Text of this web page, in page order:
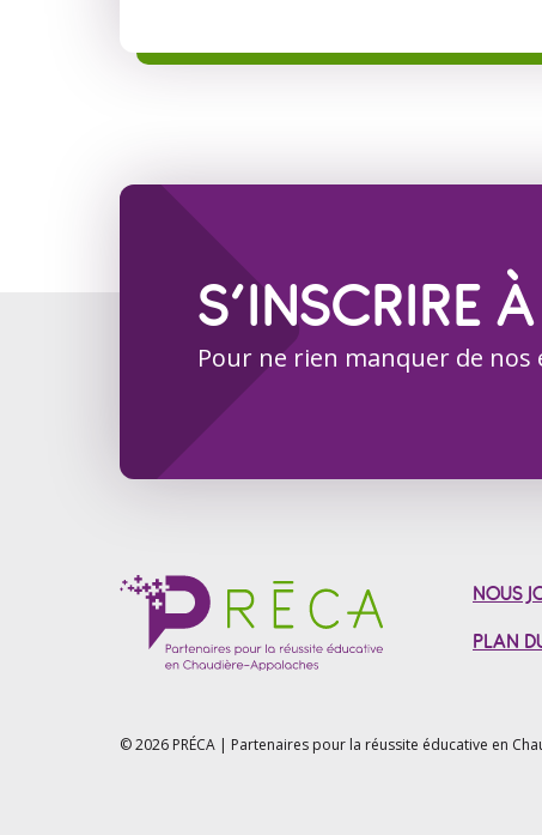
S’INSCRIRE
Pour ne rien manquer de nos
NOUS
PLAN
© 2026 PRÉCA | Partenaires pour la réussite éducative en